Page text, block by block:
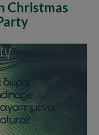
Christmas